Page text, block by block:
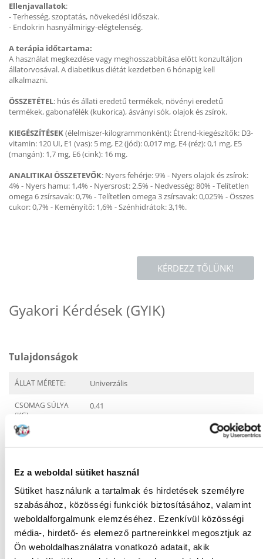
Ez a weboldal sütiket használ
Sütiket használunk a tartalmak és hirdetések személyre
szabásához, közösségi funkciók biztosításához, valamint
weboldalforgalmunk elemzéséhez. Ezenkívül közösségi
média-, hirdető- és elemező partnereinkkel megosztjuk az
Ön weboldalhasználatra vonatkozó adatait, akik
Ellenjavallatok:
- Terhesség, szoptatás, növekedési időszak.
- Endokrin hasnyálmirigy-elégtelenség.
A terápia időtartama:
A használat megkezdése vagy meghosszabbítása előtt konzultáljon
állatorvosával. A diabetikus diétát kezdetben 6 hónapig kell
alkalmazni.
ÖSSZETÉTEL: hús és állati eredetű termékek, növényi eredetű
termékek, gabonafélék (kukorica), ásványi sók, olajok és zsírok.
KIEGÉSZÍTÉSEK(élelmiszer-kilogrammonként): Étrend-kiegészítők: D3-
vitamin: 120 UI, E1 (vas): 5 mg, E2 (jód): 0,017 mg, E4 (réz): 0,1 mg, E5
(mangán): 1,7 mg, E6 (cink): 16 mg.
ANALITIKAI ÖSSZETEVŐK: Nyers fehérje: 9% - Nyers olajok és zsírok:
4% - Nyers hamu: 1,4% - Nyersrost: 2,5% - Nedvesség: 80% - Telítetlen
omega 6 zsírsavak: 0,7% - Telítetlen omega 3 zsírsavak: 0,025% - Összes
cukor: 0,7% - Keményítő: 1,6% - Szénhidrátok: 3,1%.
KÉRDEZZ TŐLÜNK!
Gyakori Kérdések (GYIK)
Tulajdonságok
ÁLLAT MÉRETE: Univerzális
CSOMAG SÚLYA
(KG):
0.41
GYÁRTÓ:
EGÉSZSÉGÜGYI
INFORMÁCIÓ:
Cukorbetegség
hyperglykaemia
ÉLETSZAKASZ: Felnőtt